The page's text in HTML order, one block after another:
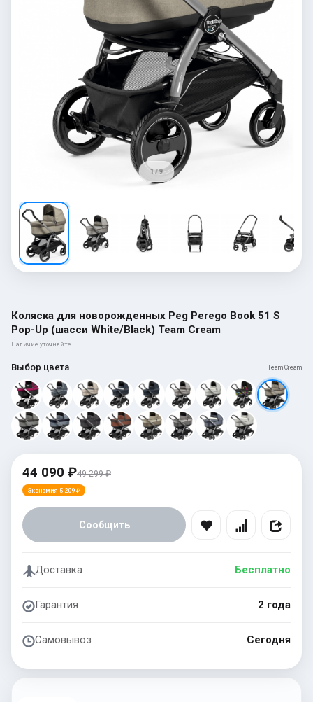
1 / 9
Коляска для новорожденных Peg Perego Book 51 S
Pop-Up (шасси White/Black) Team Cream
Наличие уточняйте
Выбор цвета Team Cream
44 090 ₽49 299 ₽
Экономия 5 209 ₽
Сообщить
Доставка Бесплатно
Гарантия 2 года
Самовывоз Сегодня